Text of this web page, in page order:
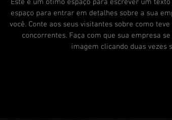
Este é um ótimo espaço para escrever um
espaço para entrar em detalhes sobre a sua
você. Conte aos seus visitantes sobre como
concorrentes. Faça com que sua empresa
imagem clicando duas vezes